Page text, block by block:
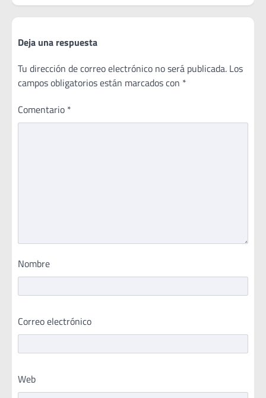
Deja una respuesta
Tu dirección de correo electrónico no será publicada. Los
campos obligatorios están marcados con *
Comentario *
Nombre
Correo electrónico
Web